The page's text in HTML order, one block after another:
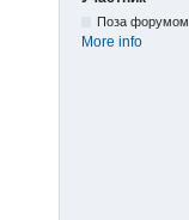
Поза форумом
More info